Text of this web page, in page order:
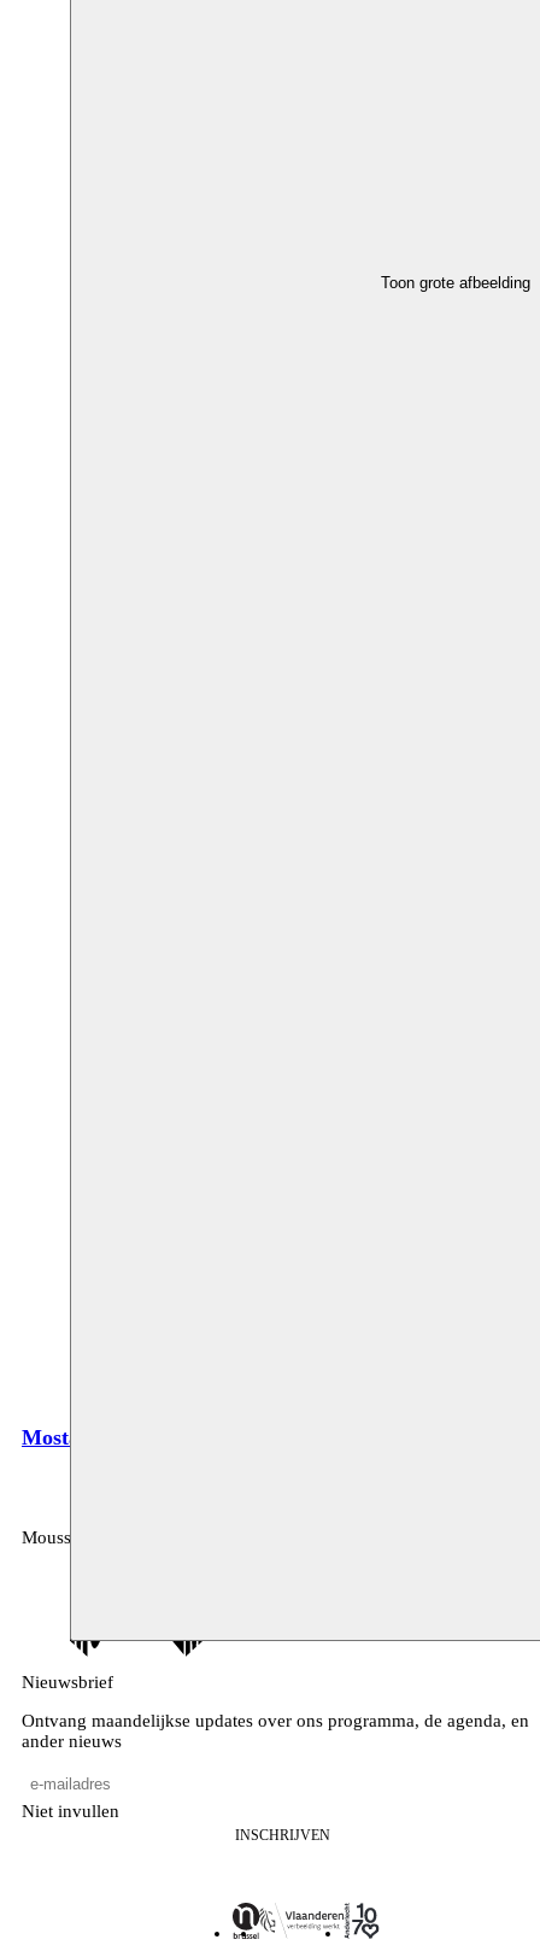
Toon grote afbeelding
Mostafa Saifi Rahmouni
Moussem
Nieuwsbrief
Ontvang maandelijkse updates over ons programma, de agenda, en
ander nieuws
Niet invullen
INSCHRIJVEN